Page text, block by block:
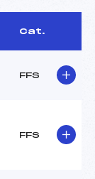
Cat.
FFS
FFS